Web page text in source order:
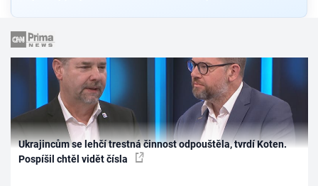
Ukrajincům se lehčí trestná činnost odpouštěla, tvrdí Koten.
Pospíšil chtěl vidět čísla